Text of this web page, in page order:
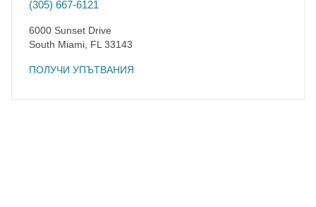
(305) 667-6121
6000 Sunset Drive
South Miami FL 33143
ПОЛУЧИ УПЪТВАНИЯ